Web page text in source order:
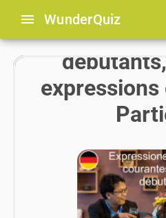
menu WunderQuiz
expressions